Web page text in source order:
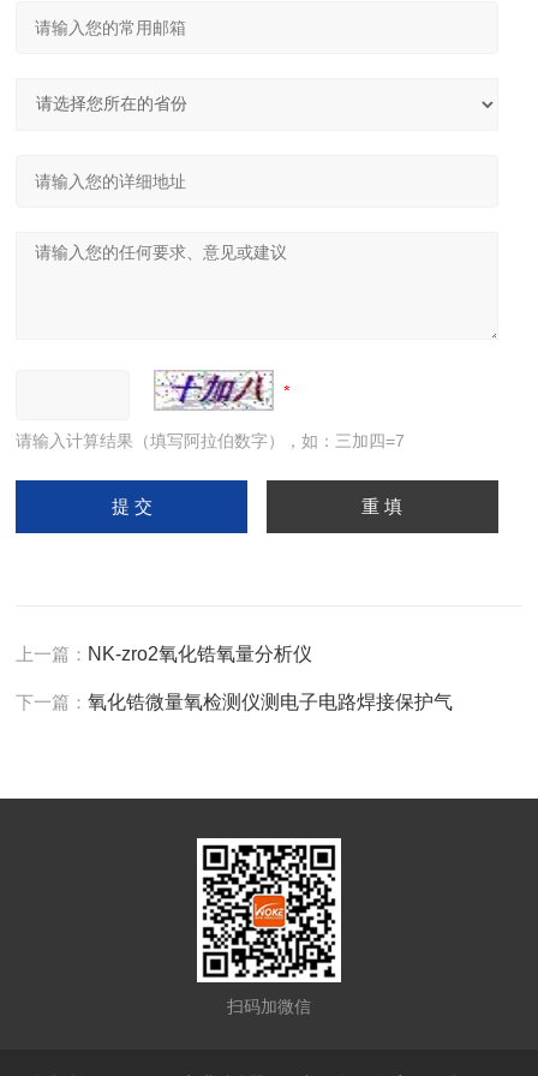
请输入计算结果（填写阿拉伯数字），如：三加四=7
上一篇： NK-zro2氧化锆氧量分析仪
下一篇：氧化锆微量氧检测仪测电子电路焊接保护气
扫码加微信